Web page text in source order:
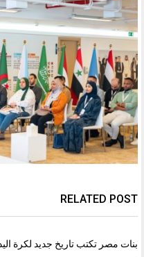
RELATED POST
بنات مصر تكتب تاريخ جديد لكرة